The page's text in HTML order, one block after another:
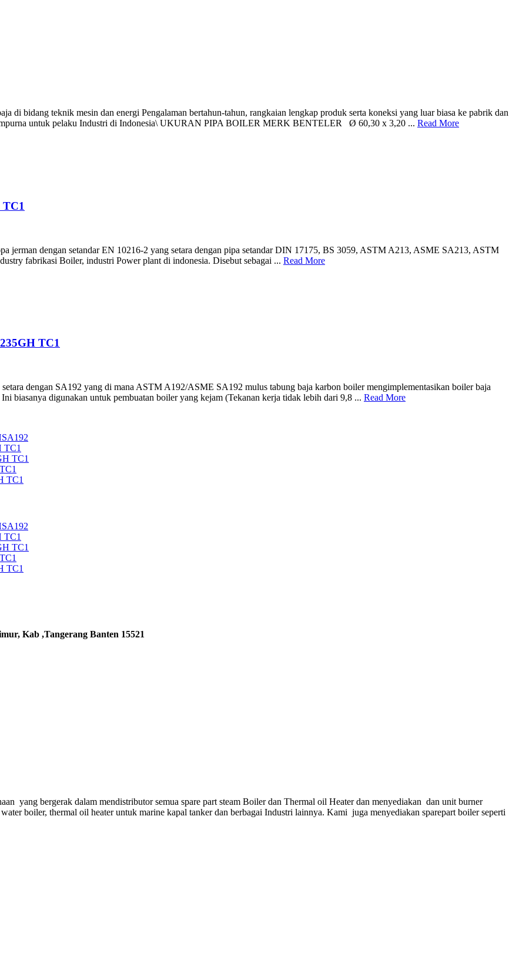
di bidang teknik mesin dan energi Pengalaman bertahun-tahun, rangkaian lengkap produk serta koneksi yang luar biasa ke pabrik dan
untuk pelaku Industri di Indonesia\ UKURAN PIPA BOILER MERK BENTELER Ø 60,30 x 3,20 ... Read More
jerman dengan setandar EN 10216-2 yang setara dengan pipa setandar DIN 17175, BS 3059, ASTM A213, ASME SA213, ASTM
fabrikasi Boiler, industri Power plant di indonesia. Disebut sebagai ... Read More
TC1
dengan SA192 yang di mana ASTM A192/ASME SA192 mulus tabung baja karbon boiler mengimplementasikan boiler baja
biasanya digunakan untuk pembuatan boiler yang kejam (Tekanan kerja tidak lebih dari 9,8 ... Read More
TC1
TC1
TC1
TC1
TC1
TC1
Kab ,Tangerang Banten 15521
yang bergerak dalam mendistributor semua spare part steam Boiler dan Thermal oil Heater dan menyediakan dan unit burner
boiler, thermal oil heater untuk marine kapal tanker dan berbagai Industri lainnya. Kami juga menyediakan sparepart boiler seperti